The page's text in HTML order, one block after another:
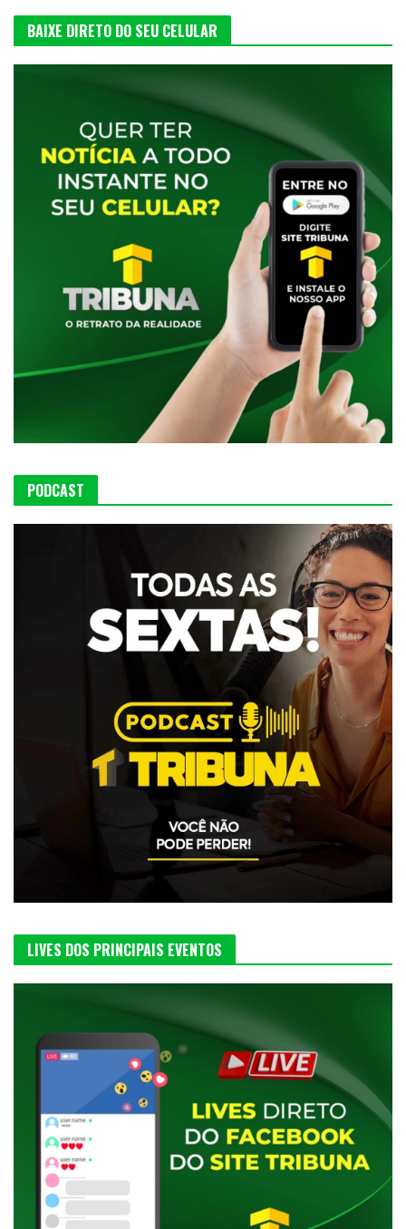
BAIXE DIRETO DO SEU CELULAR
PODCAST
LIVES DOS PRINCIPAIS EVENTOS